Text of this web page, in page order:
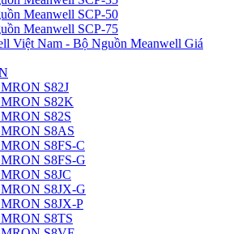
Meanwell SCP-50
Meanwell SCP-75
Việt Nam - Bộ Nguồn Meanwell Giá
S82J
S82K
S82S
S8AS
S8FS-C
S8FS-G
S8JC
S8JX-G
S8JX-P
S8TS